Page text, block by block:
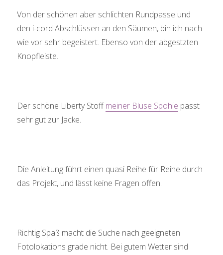
Von der schönen aber schlichten Rundpasse und
den i-cord Abschlüssen an den Säumen, bin ich nach
wie vor sehr begeistert. Ebenso von der abgestzten
Knopfleiste.
Der schöne Liberty Stoffmeiner Bluse Spohie passt
sehr gut zur Jacke.
Die Anleitung führt einen quasi Reihe für Reihe durch
das Projekt, und lässt keine Fragen offen.
Richtig Spaß macht die Suche nach geeigneten
Fotolokations grade nicht. Bei gutem Wetter sind